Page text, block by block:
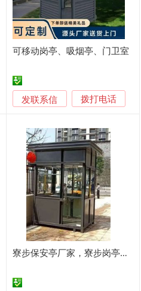
可移动岗亭、吸烟亭、门卫室
发联系信 拨打电话
寮步保安亭厂家，寮步岗亭厂家，小区值班岗亭定做